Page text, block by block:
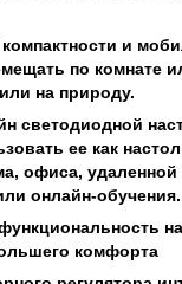
и
по комнате
на природу.
светодиодной
ее как
офиса,
онлайн-обучения.
комфорта